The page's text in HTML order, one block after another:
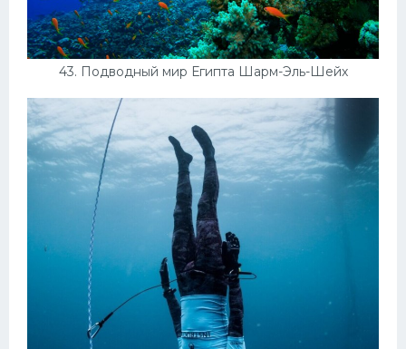
43. Подводный мир Египта Шарм-Эль-Шейх